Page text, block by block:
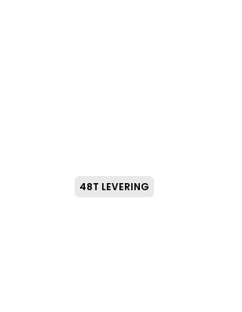
48T LEVERING